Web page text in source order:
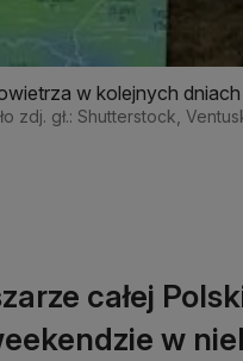
w kolejnych dniach
zdj. gł.: Shutterstock,
całej
w